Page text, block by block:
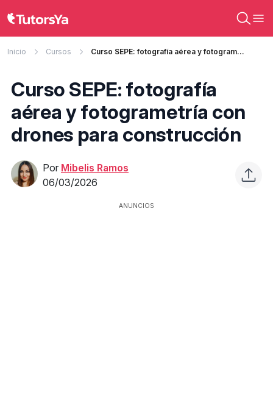
Inicio Cursos Curso SEPE: fotografía aérea y fotogrametría con drones para construcción
Curso SEPE: fotografía
aérea y fotogrametría con
drones para construcción
Por Mibelis Ramos
06/03/2026
ANUNCIOS